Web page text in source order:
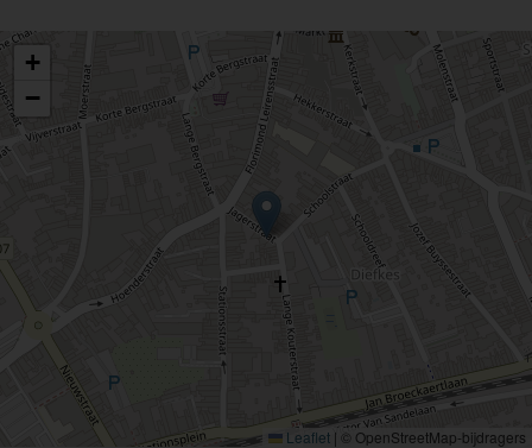
+
−
Leaflet | © OpenStreetMap-bijdragers